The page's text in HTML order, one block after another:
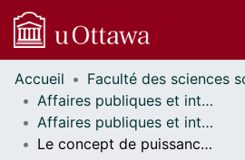
Communautés
et collections
Parcourir
Statistiques
Accueil
Affaires publiques et internationales // Public and International Affairs
Affaires publiques et internationales - Mémoires // Public and International Affairs - Research Papers
Le concept de puissance moyenne dans le cas de la participation du Canada à l’opération Protecteur unifié en Libye